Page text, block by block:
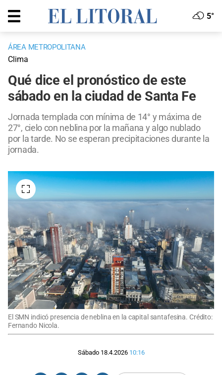
5°
ÁREA METROPOLITANA
Clima
Qué dice el pronóstico de este
sábado en la ciudad de Santa Fe
Jornada templada con mínima de 14° y máxima de
27°, cielo con neblina por la mañana y algo nublado
por la tarde. No se esperan precipitaciones durante la
jornada.
El SMN indicó presencia de neblina en la capital santafesina. Crédito:
Fernando Nicola.
Sábado 18.4.2026 10:16